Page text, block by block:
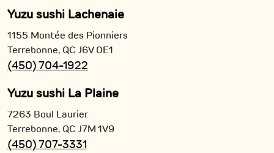
Yuzu sushi Lachenaie
1155 Montée des Pionniers
Terrebonne, QC J6V 0E1
(450) 704-1922
Yuzu sushi La Plaine
7263 Boul Laurier
Terrebonne, QC J7M 1V9
(450) 707-3331